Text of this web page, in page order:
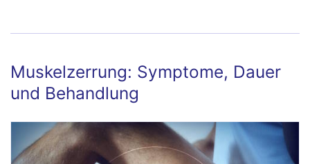
Muskelzerrung: Symptome, Dauer
und Behandlung